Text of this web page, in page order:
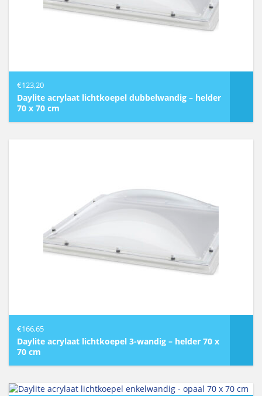
€123,20
Daylite acrylaat lichtkoepel dubbelwandig – helder
70 x 70 cm
€166,65
Daylite acrylaat lichtkoepel 3-wandig – helder 70 x
70 cm